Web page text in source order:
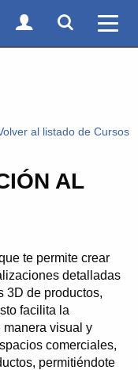
web
Acceso Socios
Acceso
al listado de Cursos
AL
te permite crear
detalladas
3D de productos,
facilita la
visual y
comerciales,
permitiéndote